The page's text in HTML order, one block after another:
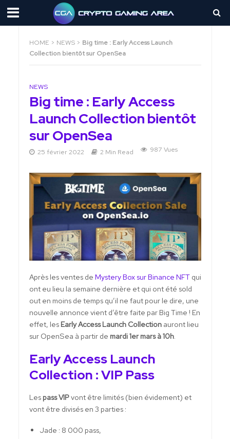
HOME > NEWS> Big time : Early Access Launch
Collection bientôt sur OpenSea
NEWS
Big time : Early Access
Launch Collection bientôt
sur OpenSea
25 février 2022 2 Min Read 987 Vues
Après les ventes de Mystery Box sur Binance NFTqui
ont eu lieu la semaine dernière et qui ont été sold
out en moins de temps qu’il ne faut pour le dire, une
nouvelle annonce vient d’être faite par Big Time ! En
effet, les Early Access Launch Collectionauront lieu
sur OpenSea à partir de mardi 1er mars à 10h.
Early Access Launch
Collection : VIP Pass
Les pass VIPvont être limités (bien évidement) et
vont être divisés en 3 parties :
Jade : 8 000 pass,